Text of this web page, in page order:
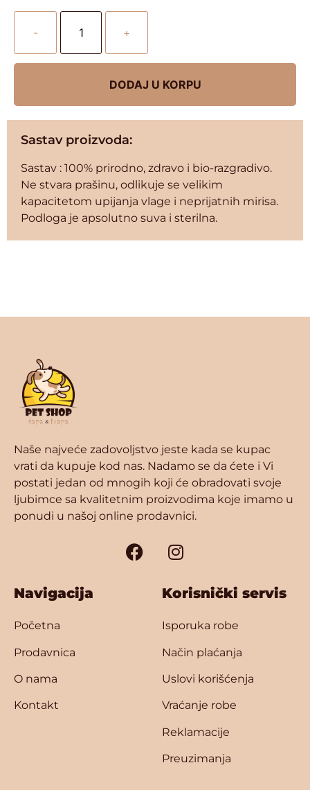
- +
DODAJ U KORPU
Sastav proizvoda:
Sastav : 100% prirodno, zdravo i bio-razgradivo.
Ne stvara prašinu, odlikuje se velikim
kapacitetom upijanja vlage i neprijatnih mirisa.
Podloga je apsolutno suva i sterilna.
Naše najveće zadovoljstvo jeste kada se kupac
vrati da kupuje kod nas. Nadamo se da ćete i Vi
postati jedan od mnogih koji će obradovati svoje
ljubimce sa kvalitetnim proizvodima koje imamo u
ponudi u našoj online prodavnici.
Navigacija
Početna
Prodavnica
O nama
Kontakt
Korisnički servis
Isporuka robe
Način plaćanja
Uslovi korišćenja
Vraćanje robe
Reklamacije
Preuzimanja